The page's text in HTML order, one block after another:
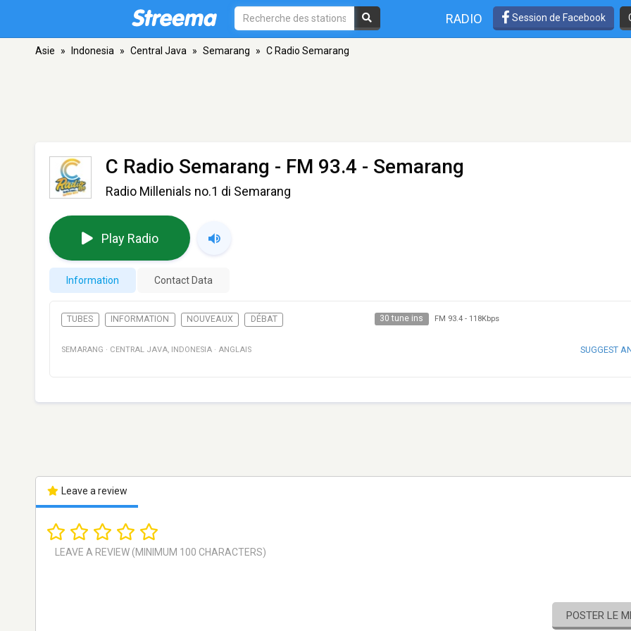
RADIO Session de Facebook
Asie » Indonesia » Central Java » Semarang » C Radio Semarang
C Radio Semarang - FM 93.4 - Semarang
Radio Millenials no.1 di Semarang
Play Radio
Information Contact Data
TUBES INFORMATION NOUVEAUX DÉBAT 30 tune ins FM 93.4- 118Kbps
SEMARANG · CENTRAL JAVA, INDONESIA · ANGLAIS SUGGEST
Leave a review
POSTER LE